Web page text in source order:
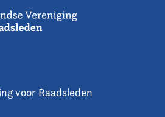
voor Raadsleden